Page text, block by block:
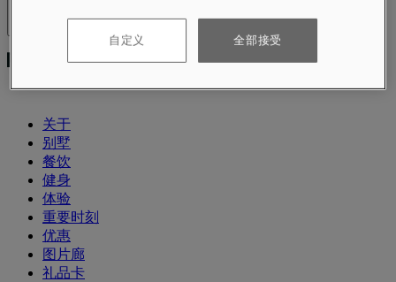
关于
别墅
餐饮
健身
体验
重要时刻
优惠
图片廊
礼品卡
自定义 全部接受